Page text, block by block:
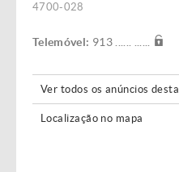
4700-028
Telemóvel: 913 ...... ......
Ver todos os anúncios
Localização no mapa